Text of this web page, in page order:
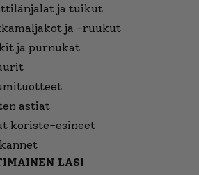
ja tuikut
ja -ruukut
ja purnukat
astiat
koriste-esineet
LASI